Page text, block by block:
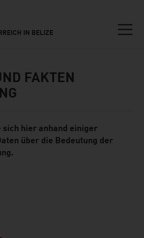
IN BELIZE
FAKTEN
sich hier anhand einiger
über die Bedeutung der